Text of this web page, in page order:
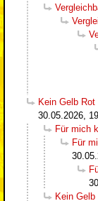
Kein Gelb
30.05.2026,
Für mich
Für
Kein